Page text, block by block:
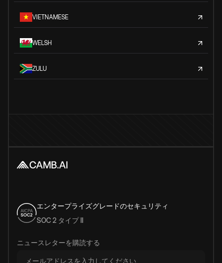
VIETNAMESE
WELSH
ZULU
エンタープライズグレードのセキュリティ
SOC 2 タイプ II
ニュースレターを購読する